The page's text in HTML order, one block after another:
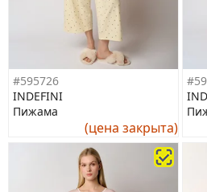
#595726
INDEFINI
Пижама
(цена закрыта)